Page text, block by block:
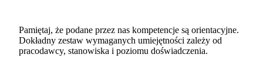
Pamiętaj, że podane przez nas kompetencje są orientacyjne.
Dokładny zestaw wymaganych umiejętności zależy od
pracodawcy, stanowiska i poziomu doświadczenia.